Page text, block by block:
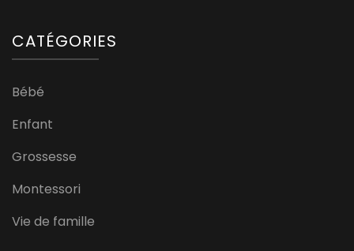
CATÉGORIES
Bébé
Enfant
Grossesse
Montessori
Vie de famille